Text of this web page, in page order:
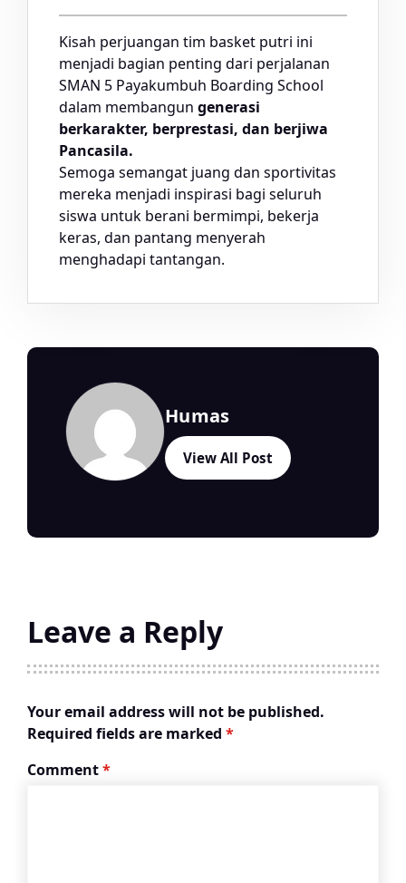
Kisah perjuangan tim basket putri ini
menjadi bagian penting dari perjalanan
SMAN 5 Payakumbuh Boarding School
dalam membangun generasi
berkarakter, berprestasi, dan berjiwa
Pancasila.
Semoga semangat juang dan sportivitas
mereka menjadi inspirasi bagi seluruh
siswa untuk berani bermimpi, bekerja
keras, dan pantang menyerah
menghadapi tantangan.
Humas
View All Post
Leave a Reply
Your email address will not be published.
Required fields are marked *
Comment*